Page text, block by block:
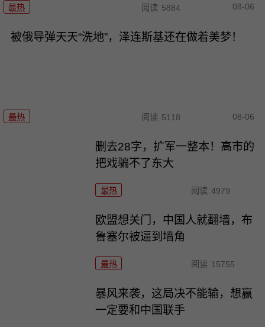
最热 阅读 5884 08-06
被俄导弹天天“洗地”，泽连斯基还在做着美梦！
最热 阅读 5118 08-06
删去28字，扩军一整本！高市的
把戏骗不了东大
最热 阅读 4979
欧盟想关门，中国人就翻墙，布
鲁塞尔被逼到墙角
最热 阅读 15755
暴风来袭，这局决不能输，想赢
一定要和中国联手